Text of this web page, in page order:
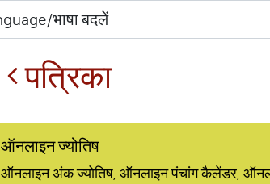
पत्रिका
ऑनलाइन ज्योतिष
ऑनलाइन अंक ज्योतिष, ऑनलाइन पंचांग कैलेंडर,